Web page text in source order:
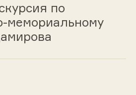
по
мемориальному